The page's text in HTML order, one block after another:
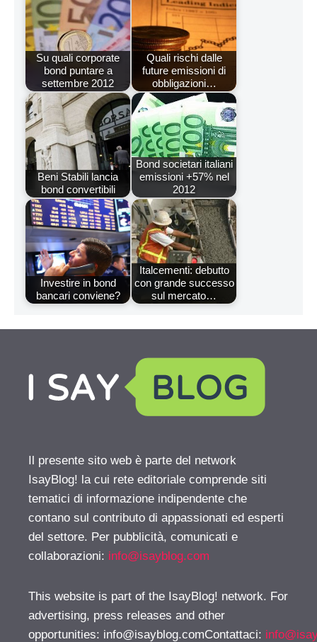
Su quali corporate
bond puntare a
settembre 2012
Quali rischi dalle
future emissioni di
obbligazioni…
Beni Stabili lancia
bond convertibili
Bond societari italiani
emissioni +57% nel
2012
Investire in bond
bancari conviene?
Italcementi: debutto
con grande successo
sul mercato…
Il presente sito web è parte del network
IsayBlog! la cui rete editoriale comprende siti
tematici di informazione indipendente che
contano sul contributo di appassionati ed esperti
del settore. Per pubblicità, comunicati e
collaborazioni: info@isayblog.com
This website is part of the IsayBlog! network. For
advertising, press releases and other
opportunities: info@isayblog.comContattaci: